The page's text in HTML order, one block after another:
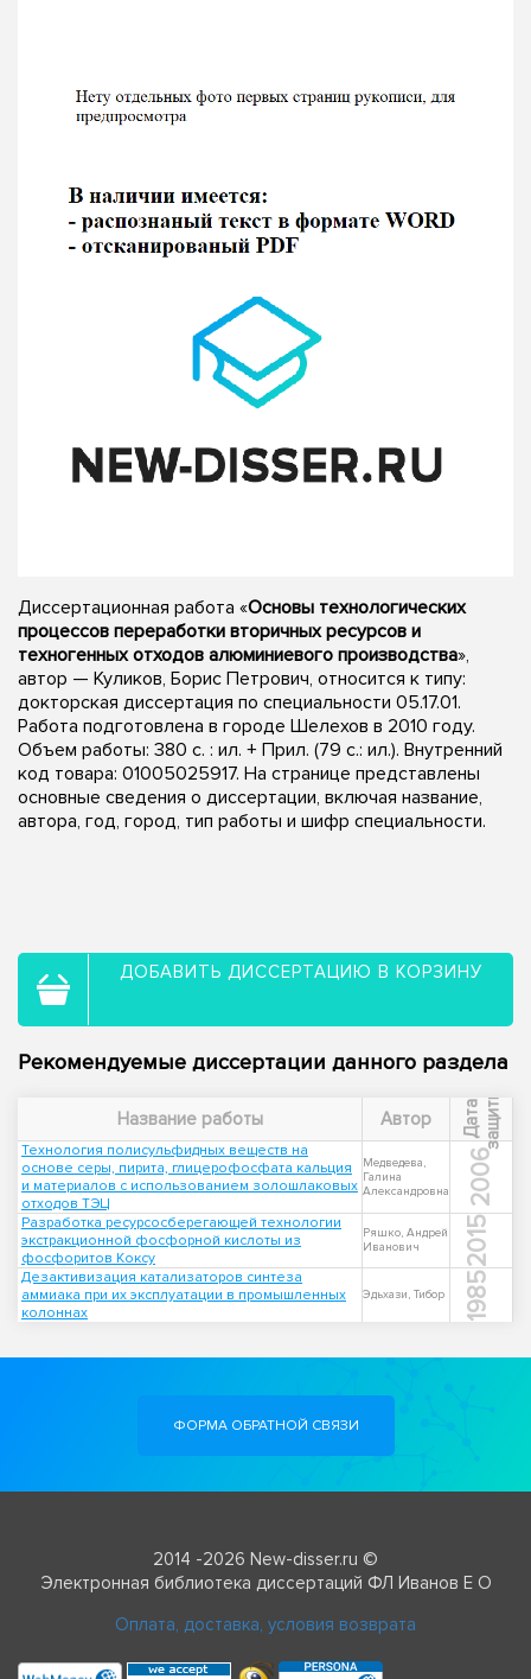
Диссертационная работа «Основы технологических
процессов переработки вторичных ресурсов и
техногенных отходов алюминиевого производства»,
автор — Куликов, Борис Петрович, относится к типу:
докторская диссертация по специальности 05.17.01.
Работа подготовлена в городе Шелехов в 2010 году.
Объем работы: 380 с. : ил. + Прил. (79 с.: ил.). Внутренний
код товара: 01005025917. На странице представлены
основные сведения о диссертации, включая название,
автора, год, город, тип работы и шифр специальности.
ДОБАВИТЬ ДИССЕРТАЦИЮ В КОРЗИНУ
Рекомендуемые диссертации данного раздела
Название работы Автор Д
а
т
а
з
а
щ
и
т ы
Технология полисульфидных веществ на
основе серы, пирита, глицерофосфата кальция
и материалов с использованием золошлаковых
отходов ТЭЦ
Медведева,
Галина
Александровна
2006
Разработка ресурсосберегающей технологии
экстракционной фосфорной кислоты из
фосфоритов Коксу
Ряшко, Андрей
Иванович
2015
Дезактивизация катализаторов синтеза
аммиака при их эксплуатации в промышленных
колоннах
Эдьхази, Тибор 1985
ФОРМА ОБРАТНОЙ СВЯЗИ
2014 -2026 New-disser.ru ©
Электронная библиотека диссертаций ФЛ Иванов Е О
Оплата, доставка, условия возврата